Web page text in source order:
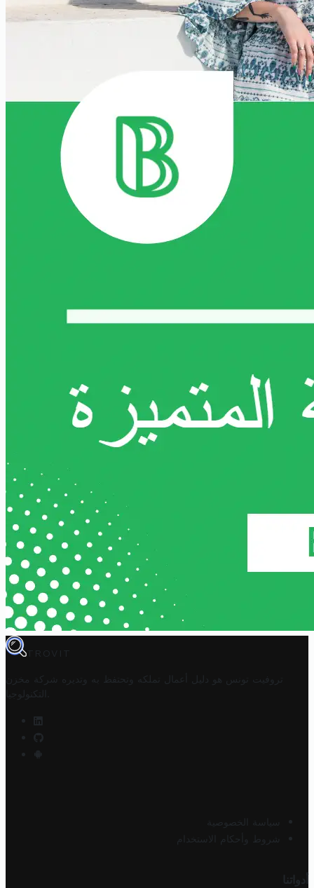
TROVIT
تروفيت تونس هو دليل أعمال تملكه وتحتفظ به وتديره
شركة مخزن
التكنولوجيا
سياسة الخصوصية
شروط وأحكام الاستخدام
أدواتنا